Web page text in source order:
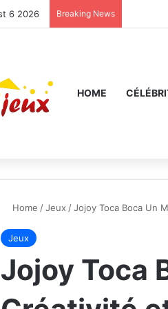
6 2026 Breaking News
HOME
Home /Jeux /Jojoy Toca Boca Un
Jeux
Jojoy Toca